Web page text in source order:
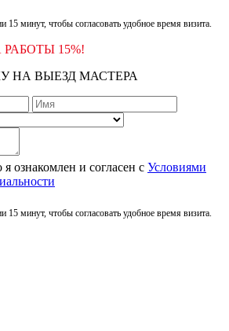
минут, чтобы согласовать удобное время визита.
15%!
НА ВЫЕЗД МАСТЕРА
ознакомлен и согласен с Условиями
минут, чтобы согласовать удобное время визита.